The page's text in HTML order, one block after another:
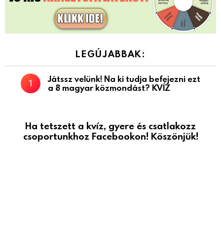
LEGÚJABBAK:
Játssz velünk! Na ki tudja befejezni ezt
a 8 magyar közmondást? KVÍZ
Ha tetszett a kvíz, gyere és csatlakozz
csoportunkhoz Facebookon! Köszönjük!